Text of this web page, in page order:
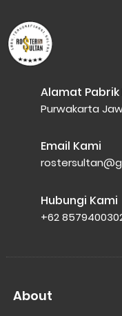
Alamat
Purwakarta
Email Kami
Hubungi Kami
+62
About